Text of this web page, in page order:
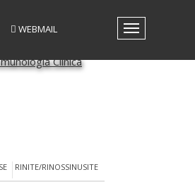
Toggle
GRUPOS DE INTERESSE
PATROCÍNIO CIENTÍFICO
WEBMAIL
RINITE/RINOSSINUSITE